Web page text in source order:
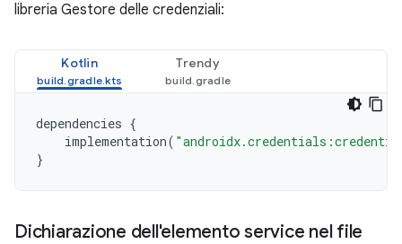
libreria Gestore delle credenziali:
Kotlin Trendy
dependencies {
implementation(
}
Dichiarazione dell'elemento service nel file